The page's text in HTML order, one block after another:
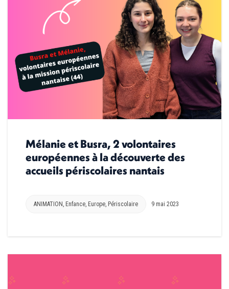
Mélanie et Busra, 2 volontaires
européennes à la découverte des
accueils périscolaires nantais
ANIMATION , Enfance, Europe, Périscolaire 9 mai 2023